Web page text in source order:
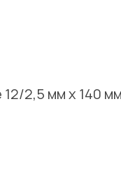
2,5 мм х 140